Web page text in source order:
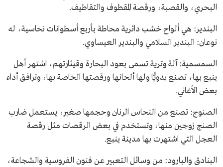
البحري، والقصبة، ورقصة المقطوف والتقاطيف.
البندير: هي ألواح خشب دائرية محاطة بأربع أسطوانات نحاسية، له
نوعان: البندير السلامي والبندير العيساوي.
السمسمية: آلة وترية تسمى بعود البحارة وقيثارتهم، اشتهر أهل
ينبع بها، تصنع يدويًّا ولها ألحانها ورقصتها الخاصة بها، وترافق أداء
بعض الأغاني.
الصنوج: تصنع من النحاس الرنان وحجمها صغير، يستعمل ضارب
الصنج زوجين منها، وتستخدم في بعض الرقصات مثل رقصة
العجل التي اشتهرت بها مدينة ينبع.
البنادق والبارود: من وسائل التعبير عن فنون الفروسية والشجاعة،